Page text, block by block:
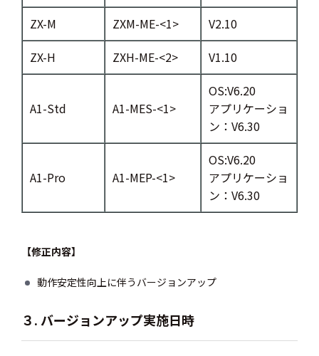
ZX-M
ZXM-ME-<1>
V2.10
ZX-H
ZXH-ME-<2> V1.10
A1-Std A1-MES-<1>
OS:V6.20
アプリケーショ
ン：V6.30
A1-Pro A1-MEP-<1>
OS:V6.20
アプリケーショ
ン：V6.30
【修正内容】
動作安定性向上に伴うバージョンアップ
３. バージョンアップ実施日時